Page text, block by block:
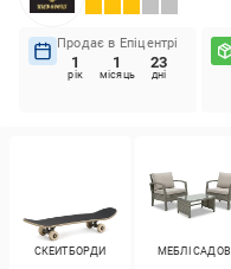
Продає в Епіцентрі
1
рік
1
місяць
23
дні
СКЕЙТБОРДИ МЕБЛІ САДОВІ